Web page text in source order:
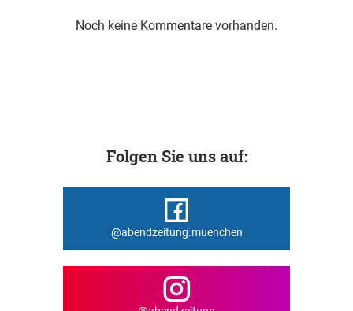
Noch keine Kommentare vorhanden.
Folgen Sie uns auf:
@abendzeitung.muenchen